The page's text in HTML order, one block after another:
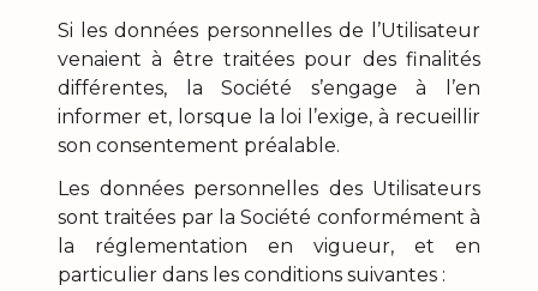
Si les données personnelles de l’Utilisateur
venaient à être traitées pour des finalités
différentes, la Société s’engage à l’en
informer et, lorsque la loi l’exige, à recueillir
son consentement préalable.
Les données personnelles des Utilisateurs
sont traitées par la Société conformément à
la réglementation en vigueur, et en
particulier dans les conditions suivantes :